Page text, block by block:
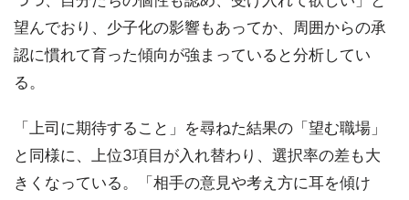
望んでおり、少子化の影響もあってか、周囲からの承
認に慣れて育った傾向が強まっていると分析してい
る。
「上司に期待すること」を尋ねた結果の「望む職場」
と同様に、上位3項目が入れ替わり、選択率の差も大
きくなっている。「相手の意見や考え方に耳を傾け